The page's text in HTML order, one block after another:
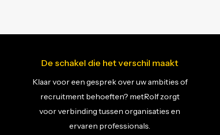
De schakel die het verschil maakt
Klaar voor een gesprek over uw ambities of
recruitment behoeften? metRolf zorgt
voor verbinding tussen organisaties en
ervaren professionals.